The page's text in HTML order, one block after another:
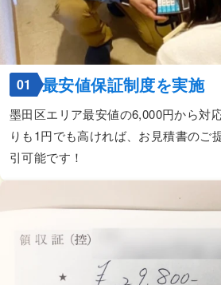
01 最安値保証制度を実施
墨田区エリア最安値の6,000円から対
りも1円でも高ければ、お見積書のご
引可能です！